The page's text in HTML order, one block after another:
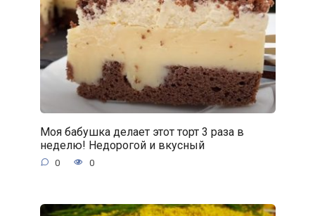
Моя бабушка делает этот торт 3 раза в
неделю! Недорогой и вкусный
0 0